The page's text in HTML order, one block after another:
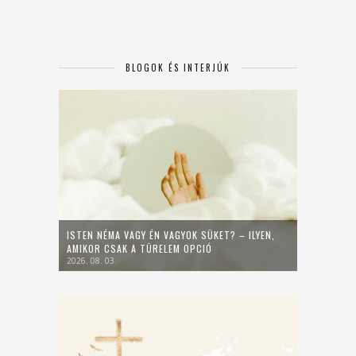
BLOGOK ÉS INTERJÚK
ISTEN NÉMA VAGY ÉN VAGYOK SÜKET? – ILYEN,
AMIKOR CSAK A TÜRELEM OPCIÓ
2026. 08. 03.